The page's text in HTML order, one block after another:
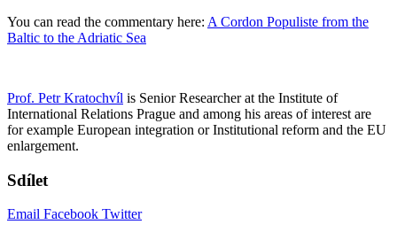
You can read the commentary here: A Cordon Populiste from the
Baltic to the Adriatic Sea
Prof. Petr Kratochvíl is Senior Researcher at the Institute of
International Relations Prague and among his areas of interest are
for example European integration or Institutional reform and the EU
enlargement.
Sdílet
Email Facebook Twitter